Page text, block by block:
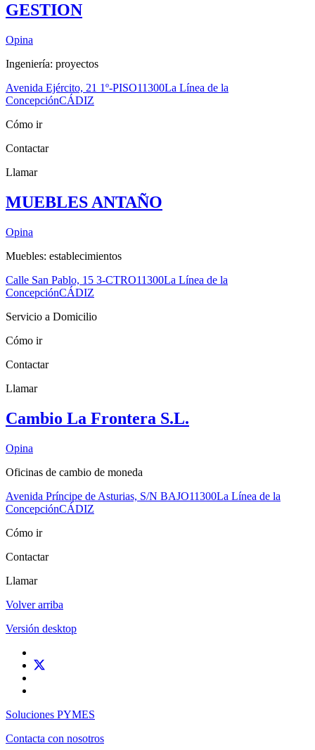
GESTION
Opina
Ingeniería: proyectos
Avenida Ejército, 21 1º-PISO11300La Línea de la
ConcepciónCÁDIZ
Cómo ir
Contactar
Llamar
MUEBLES ANTAÑO
Opina
Muebles: establecimientos
Calle San Pablo, 15 3-CTRO11300La Línea de la
ConcepciónCÁDIZ
Servicio a Domicilio
Cómo ir
Contactar
Llamar
Cambio La Frontera S.L.
Opina
Oficinas de cambio de moneda
Avenida Príncipe de Asturias, S/N BAJO11300La Línea de la
ConcepciónCÁDIZ
Cómo ir
Contactar
Llamar
Volver arriba
Versión desktop
Soluciones PYMES
Contacta con nosotros